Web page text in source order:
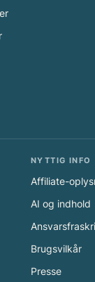
NYTTIG INFO
Affiliate-
AI og indhold
Brugsvilkår
Presse